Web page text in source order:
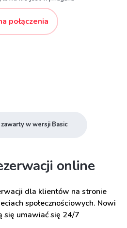
połączenia
zawarty w wersji Basic
online
dla klientów na stronie
społecznościowych. Nowi
się umawiać się 24/7